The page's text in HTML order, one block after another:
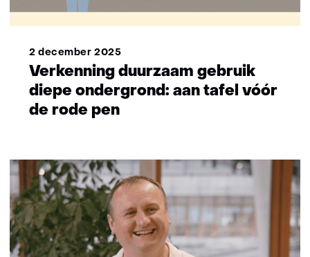
2 december 2025
Verkenning duurzaam gebruik
diepe ondergrond: aan tafel vóór
de rode pen